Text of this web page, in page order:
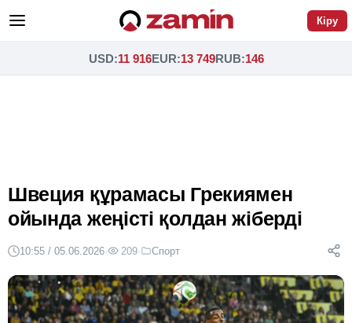
Кіру
USD:11 916EUR:13 749RUB:146
Швеция құрамасы Грекиямен
ойында жеңісті қолдан жіберді
10:55 / 05.06.2026· 209· Спорт